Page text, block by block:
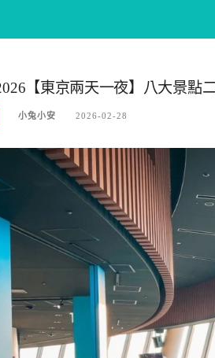
【東京兩天一夜】八大景點
小兔小安 2026-02-28